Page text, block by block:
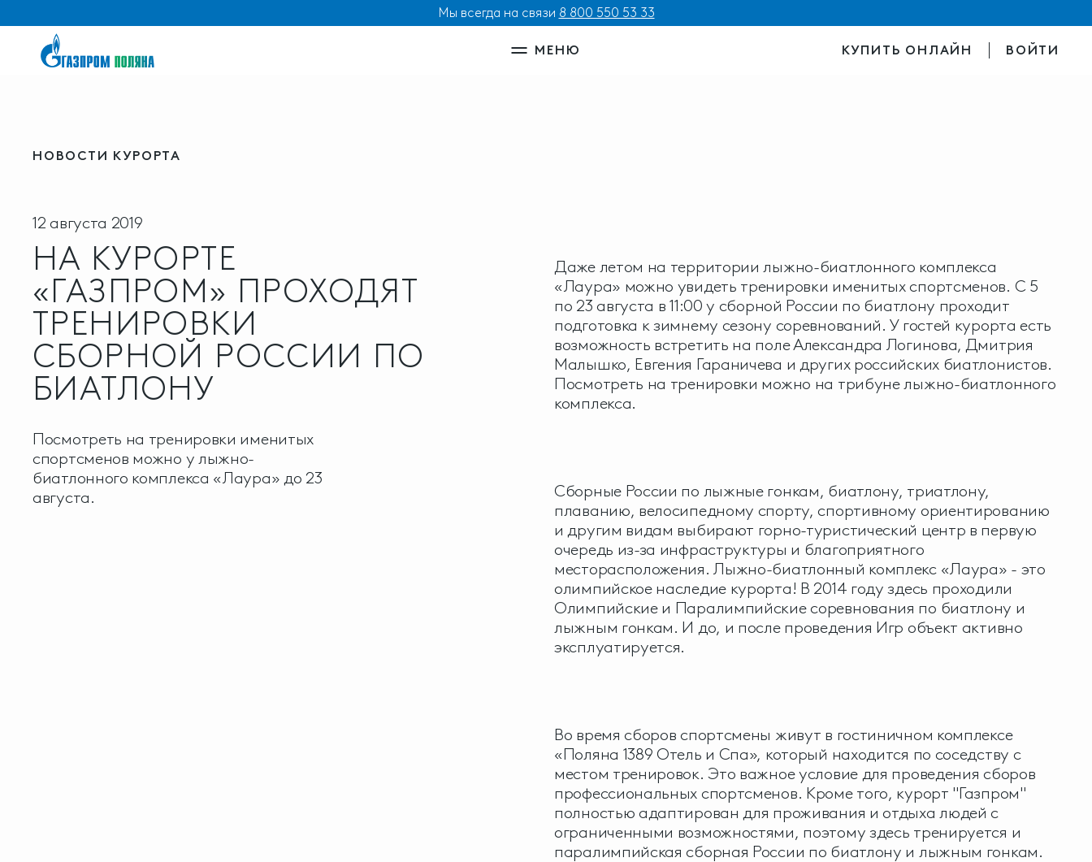
Мы всегда на связи 8 800 550 53 33
МЕНЮ КУПИТЬ ОНЛАЙН ВОЙТИ
НОВОСТИ КУРОРТА
12 августа 2019
НА КУРОРТЕ
«ГАЗПРОМ» ПРОХОДЯТ
ТРЕНИРОВКИ
СБОРНОЙ РОССИИ ПО
БИАТЛОНУ
Посмотреть на тренировки именитых
спортсменов можно у лыжно-
биатлонного комплекса «Лаура» до 23
августа.
Даже летом на территории лыжно-биатлонного комплекса
«Лаура» можно увидеть тренировки именитых спортсменов. С 5
по 23 августа в 11:00 у сборной России по биатлону проходит
подготовка к зимнему сезону соревнований. У гостей курорта есть
возможность встретить на поле Александра Логинова, Дмитрия
Малышко, Евгения Гараничева и других российских биатлонистов.
Посмотреть на тренировки можно на трибуне лыжно-биатлонного
комплекса.
Сборные России по лыжные гонкам, биатлону, триатлону,
плаванию, велосипедному спорту, спортивному ориентированию
и другим видам выбирают горно-туристический центр в первую
очередь из-за инфраструктуры и благоприятного
месторасположения. Лыжно-биатлонный комплекс «Лаура» - это
олимпийское наследие курорта! В 2014 году здесь проходили
Олимпийские и Паралимпийские соревнования по биатлону и
лыжным гонкам. И до, и после проведения Игр объект активно
эксплуатируется.
Во время сборов спортсмены живут в гостиничном комплексе
«Поляна 1389 Отель и Спа», который находится по соседству с
местом тренировок. Это важное условие для проведения сборов
профессиональных спортсменов. Кроме того, курорт "Газпром"
полностью адаптирован для проживания и отдыха людей с
ограниченными возможностями, поэтому здесь тренируется и
паралимпийская сборная России по биатлону и лыжным гонкам.